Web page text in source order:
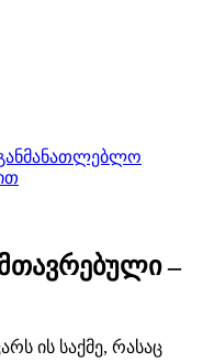
–
ის საქმე, რასაც